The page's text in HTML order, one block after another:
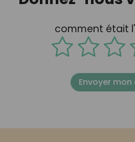
comment était
Envoyer mon